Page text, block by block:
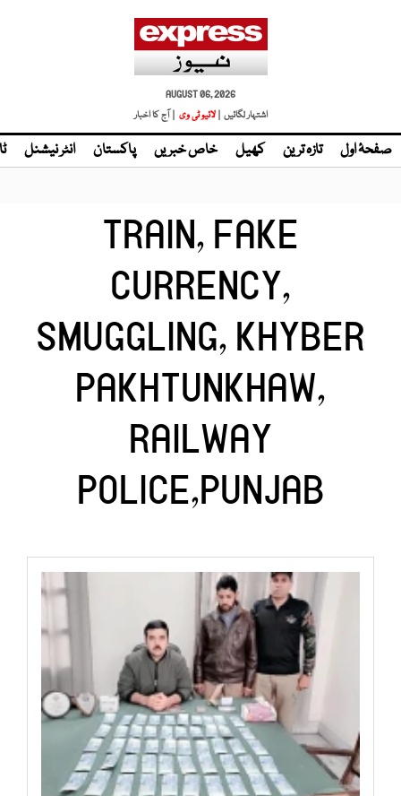
AUGUST 06, 2026
اشتہار لگائیں |
| آج کا اخبار
صفحۂ اول تازہ ترین کھیل خاص خبریں پاکستان انٹر نیشنل
TRAIN, FAKE
CURRENCY,
SMUGGLING, KHYBER
PAKHTUNKHAW,
RAILWAY
POLICE,PUNJAB